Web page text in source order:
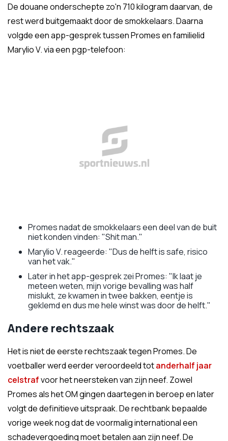
De douane onderschepte zo'n 710 kilogram daarvan, de
rest werd buitgemaakt door de smokkelaars. Daarna
volgde een app-gesprek tussen Promes en familielid
Marylio V. via een pgp-telefoon:
Promes nadat de smokkelaars een deel van de buit
niet konden vinden: "Shit man."
Marylio V. reageerde: "Dus de helft is safe, risico
van het vak."
Later in het app-gesprek zei Promes: "Ik laat je
meteen weten, mijn vorige bevalling was half
mislukt, ze kwamen in twee bakken, eentje is
geklemd en dus me hele winst was door de helft."
Andere rechtszaak
Het is niet de eerste rechtszaak tegen Promes. De
voetballer werd eerder veroordeeld totanderhalf jaar
celstrafvoor het neersteken van zijn neef. Zowel
Promes als het OM gingen daartegen in beroep en later
volgt de definitieve uitspraak. De rechtbank bepaalde
vorige week nog dat de voormalig international een
schadevergoeding moet betalen aan zijn neef. De